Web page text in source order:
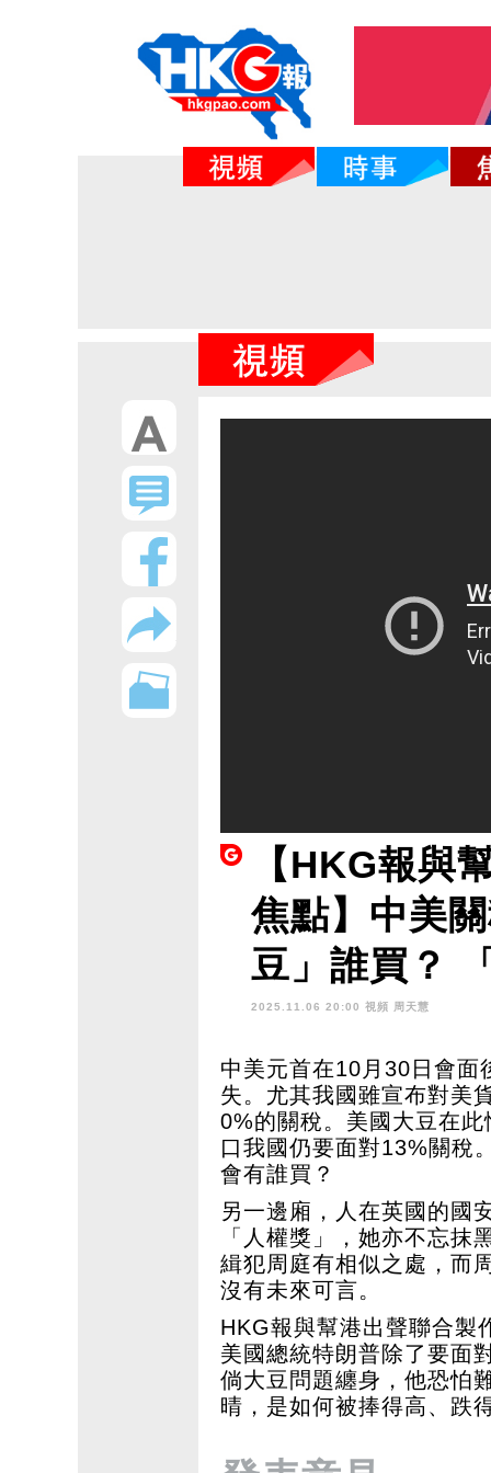
【HKG報與
焦點】中美
豆」誰買？
周庭下場證
2025.11.06 20:00 視頻 周天慧
中美元首在10月30日會面
失。尤其我國雖宣布對美
0%的關稅。美國大豆在
口我國仍要面對13%關稅
會有誰買？
另一邊廂，人在英國的國
「人權獎」，她亦不忘抹
緝犯周庭有相似之處，而
沒有未來可言。
HKG報與幫港出聲聯合製
美國總統特朗普除了要面
倘大豆問題纏身，他恐怕
晴，是如何被捧得高、跌